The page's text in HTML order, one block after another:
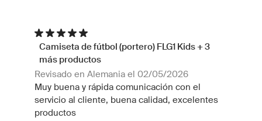
Camiseta de fútbol (portero) FLG1 Kids + 3
más productos
Revisado en Alemania el 02/05/2026
Muy buena y rápida comunicación con el
servicio al cliente, buena calidad, excelentes
productos